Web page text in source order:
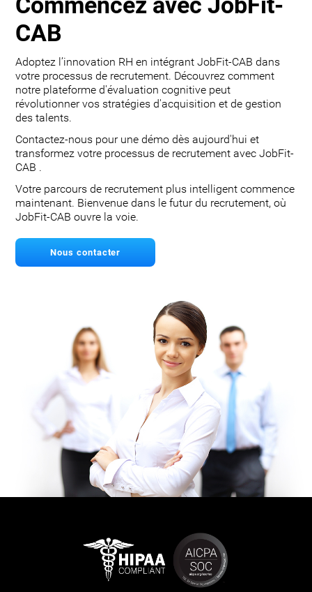
CAB
Adoptez l’innovation RH en intégrant JobFit-CAB dans
votre processus de recrutement. Découvrez comment
notre plateforme d'évaluation cognitive peut
révolutionner vos stratégies d'acquisition et de gestion
des talents.
Contactez-nous pour une démo dès aujourd'hui et
transformez votre processus de recrutement avec JobFit-
CAB .
Votre parcours de recrutement plus intelligent commence
maintenant. Bienvenue dans le futur du recrutement, où
JobFit-CAB ouvre la voie.
Nous contacter